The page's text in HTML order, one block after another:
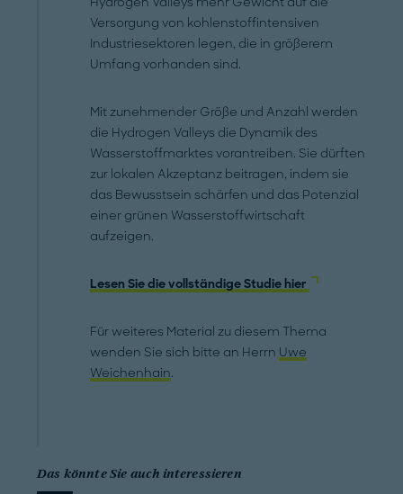
Versorgung von kohlenstoffintensiven
Industriesektoren legen, die in größerem
Umfang vorhanden sind.
Mit zunehmender Größe und Anzahl werden
die Hydrogen Valleys die Dynamik des
Wasserstoffmarktes vorantreiben. Sie dürften
zur lokalen Akzeptanz beitragen, indem sie
das Bewusstsein schärfen und das Potenzial
einer grünen Wasserstoffwirtschaft
aufzeigen.
Lesen Sie die vollständige Studie hier
Für weiteres Material zu diesem Thema
wenden Sie sich bitte an Herrn Uwe
Weichenhain.
Das könnte Sie auch interessieren